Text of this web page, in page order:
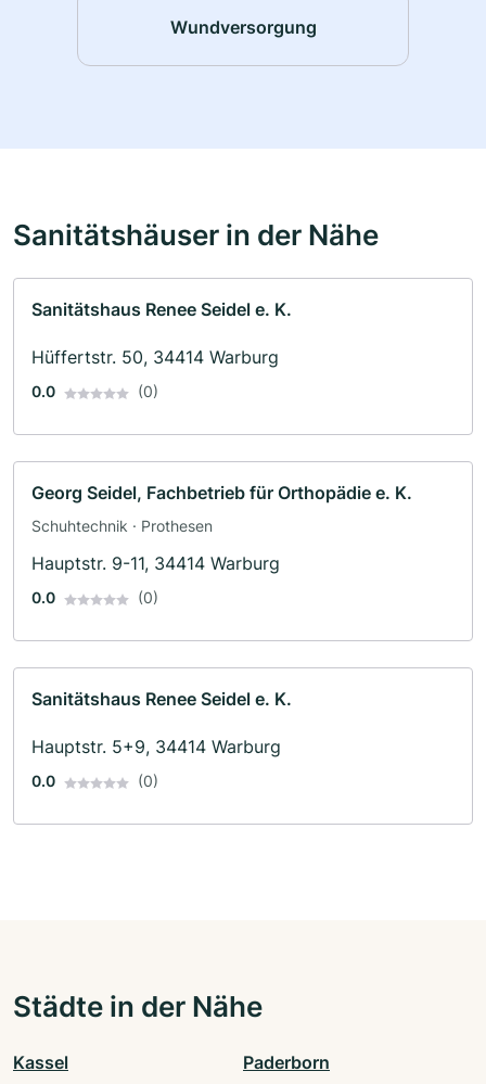
Wundversorgung
Sanitätshäuser in der Nähe
Sanitätshaus Renee Seidel e. K.
Hüffertstr. 50, 34414 Warburg
0.0 (0)
Georg Seidel, Fachbetrieb für Orthopädie e. K.
Schuhtechnik · Prothesen
Hauptstr. 9-11, 34414 Warburg
0.0 (0)
Sanitätshaus Renee Seidel e. K.
Hauptstr. 5+9, 34414 Warburg
0.0 (0)
Städte in der Nähe
Kassel Paderborn